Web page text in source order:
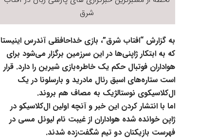
شرق
به گزارش “افتاب شرق”، بازی خداحافظی آندرس اینیستا
که به ابتکار ‌ژاپنی‌ها در این سرزمین برگزار می‌شود برای
هواداران فوتبال حکم یک ‌خاطره‌بازی شیرین را دارد. قرار
است ستاره‌های اسبق رئال مادرید و ‌بارسلونا در یک
ال‌کلاسیکوی نوستالژیک به مصاف هم بروند.‌
اما با انتشار کردن این خبر و آنچه اولین ال‌کلاسیکو در
ژاپن خوانده شده ‌هواداران از غیبت نام لیونل مسی در
فهرست بازیکنان دو تیم ‌شگفت‌زده شدند. ‌